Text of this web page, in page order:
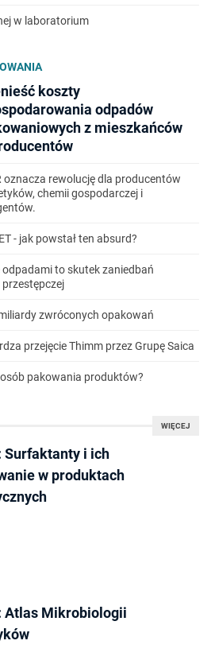
w laboratorium
koszty
odpadów
z mieszkańców
oznacza rewolucję dla producentów
chemii gospodarczej i
- jak powstał ten absurd?
to skutek zaniedbań
przestępczej
zwróconych opakowań
przejęcie Thimm przez Grupę Saica
pakowania produktów?
WIĘCEJ
Surfaktanty i ich
w produktach
Atlas Mikrobiologii